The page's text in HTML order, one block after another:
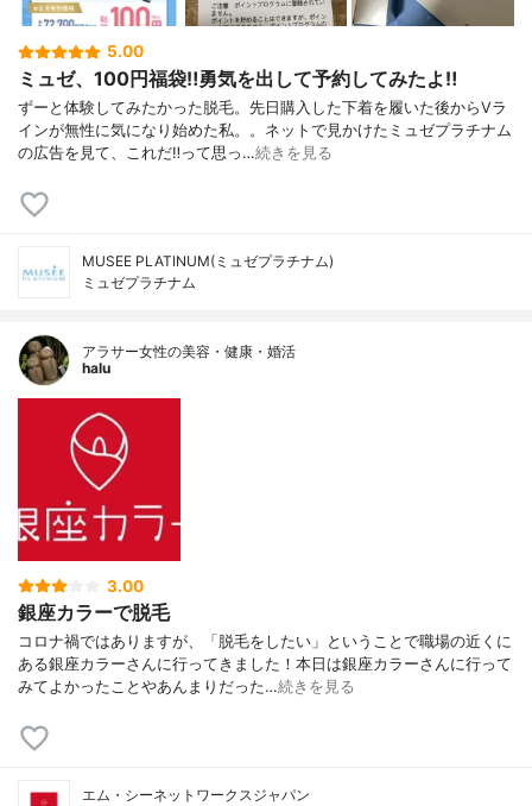
5.00
ミュゼ、100円福袋‼︎勇気を出して予約してみたよ‼︎
ずーと体験してみたかった脱毛。先日購入した下着を履いた後からVラ
インが無性に気になり始めた私。。ネットで見かけたミュゼプラチナム
の広告を見て、これだ‼︎って思っ…続きを見る
MUSEE PLATINUM(ミュゼプラチナム)
ミュゼプラチナム
アラサー女性の美容・健康・婚活
halu
3.00
銀座カラーで脱毛
コロナ禍ではありますが、「脱毛をしたい」ということで職場の近くに
ある銀座カラーさんに行ってきました！本日は銀座カラーさんに行って
みてよかったことやあんまりだった…続きを見る
エム・シーネットワークスジャパン